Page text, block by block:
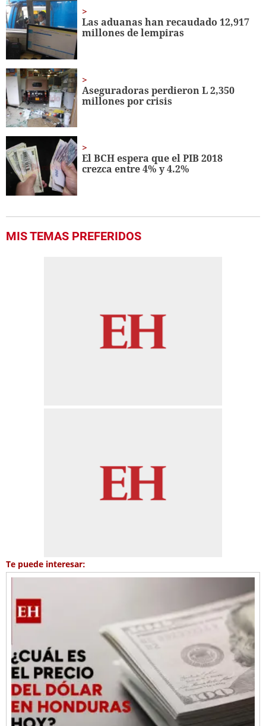
minute,
1
second
Las aduanas han recaudado 12,917
millones de lempiras
Aseguradoras perdieron L 2,350
millones por crisis
El BCH espera que el PIB 2018
crezca entre 4% y 4.2%
MIS TEMAS PREFERIDOS
Te puede interesar: